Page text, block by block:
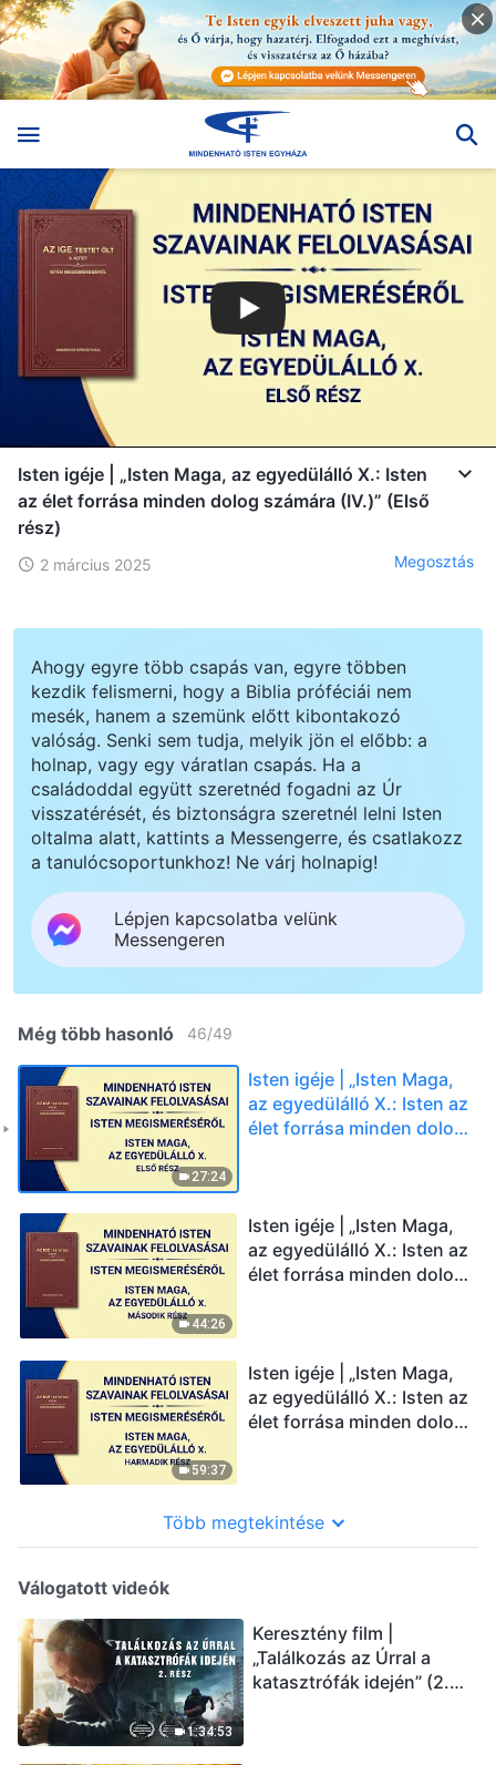
Isten igéje | „Isten Maga, az egyedülálló X.: Isten
az élet forrása minden dolog számára (IV.)” (Első
rész)
2 március 2025 Megosztás
Ahogy egyre több csapás van, egyre többen
kezdik felismerni, hogy a Biblia próféciái nem
mesék, hanem a szemünk előtt kibontakozó
valóság. Senki sem tudja, melyik jön el előbb: a
holnap, vagy egy váratlan csapás. Ha a
családoddal együtt szeretnéd fogadni az Úr
visszatérését, és biztonságra szeretnél lelni Isten
oltalma alatt, kattints a Messengerre, és csatlakozz
a tanulócsoportunkhoz! Ne várj holnapig!
Lépjen kapcsolatba velünk
Messengeren
Még több hasonló 46/49
27:24
Isten igéje | „Isten Maga,
az egyedülálló X.: Isten az
élet forrása minden dolog
44:26
Isten igéje | „Isten Maga,
az egyedülálló X.: Isten az
élet forrása minden dolog
59:37
Isten igéje | „Isten Maga,
az egyedülálló X.: Isten az
élet forrása minden dolog
Több megtekintése
Válogatott videók
1:34:53
Keresztény film |
„Találkozás az Úrral a
katasztrófák idején” (2.